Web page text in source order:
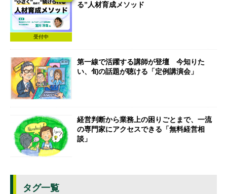
受付中
る”人材育成メソッド
第一線で活躍する講師が登壇 今知りた
い、旬の話題が聴ける「定例講演会」
経営判断から業務上の困りごとまで、一流
の専門家にアクセスできる「無料経営相
談」
タグ一覧